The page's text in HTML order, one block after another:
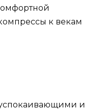
к векам
и